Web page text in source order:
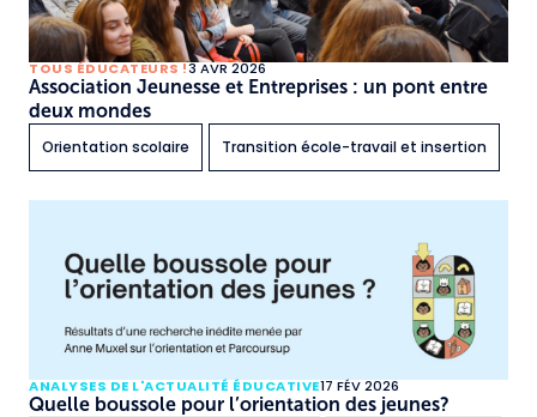
TOUS ÉDUCATEURS !3 AVR 2026
Association Jeunesse et Entreprises : un pont entre
deux mondes
Orientation scolaire
Transition école-travail et insertion
ANALYSES DE L'ACTUALITÉ ÉDUCATIVE17 FÉV 2026
Quelle boussole pour l’orientation des jeunes?